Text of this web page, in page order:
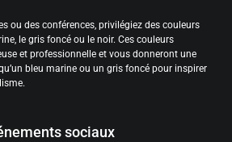
ou des conférences, privilégiez des couleurs
le gris foncé ou le noir. Ces couleurs
et professionnelle et vous donneront une
bleu marine ou un gris foncé pour inspirer
sociaux